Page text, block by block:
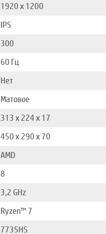
1920 x 1200
IPS
300
60 Гц
Нет
Матовое
313 x 224 x 17
450 x 290 x 70
AMD
8
3,2 GHz
Ryzen™ 7
7735HS